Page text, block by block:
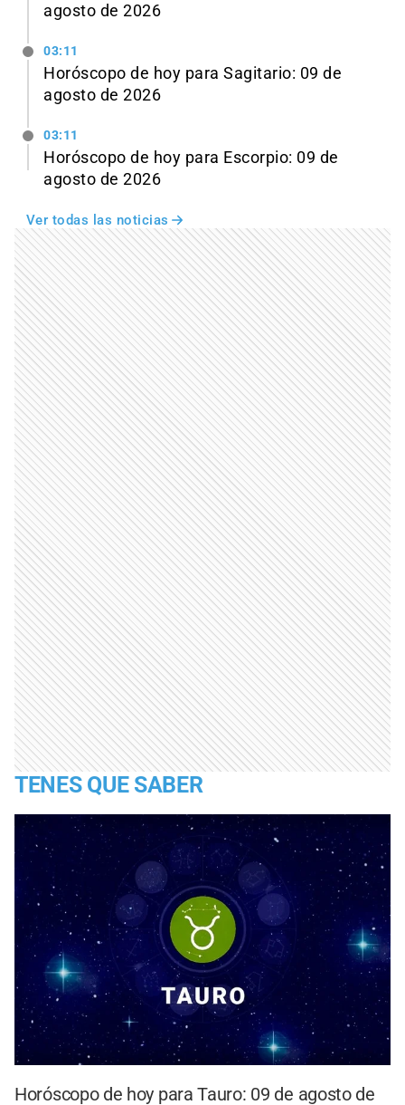
agosto de 2026
03:11
Horóscopo de hoy para Sagitario: 09 de
agosto de 2026
03:11
Horóscopo de hoy para Escorpio: 09 de
agosto de 2026
Ver todas las noticias
TENES QUE SABER
Horóscopo de hoy para Tauro: 09 de agosto de